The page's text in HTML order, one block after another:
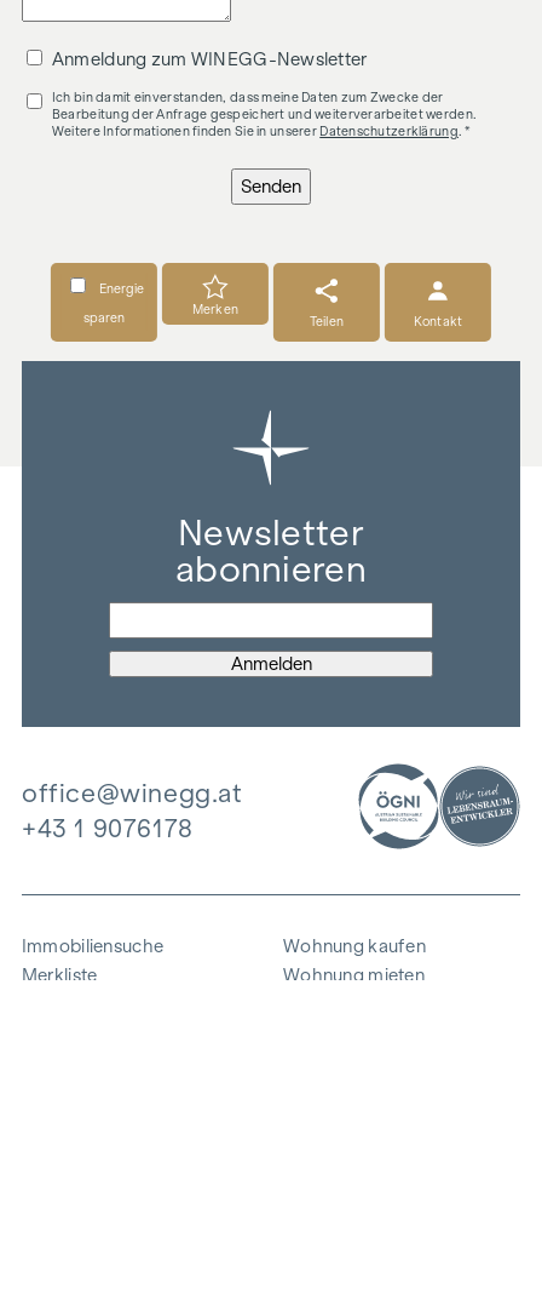
Anmeldung zum WINEGG-Newsletter
Ich bin damit einverstanden, dass meine Daten zum Zwecke der
Bearbeitung der Anfrage gespeichert und weiterverarbeitet werden.
Weitere Informationen finden Sie in unserer Datenschutzerklärung. *
Senden
Energie
sparen
Merken
Teilen
Kontakt
Newsletter
abonnieren
office@winegg.at
+43 1 9076178
Immobiliensuche
Merkliste
Wohnung kaufen
Wohnung mieten